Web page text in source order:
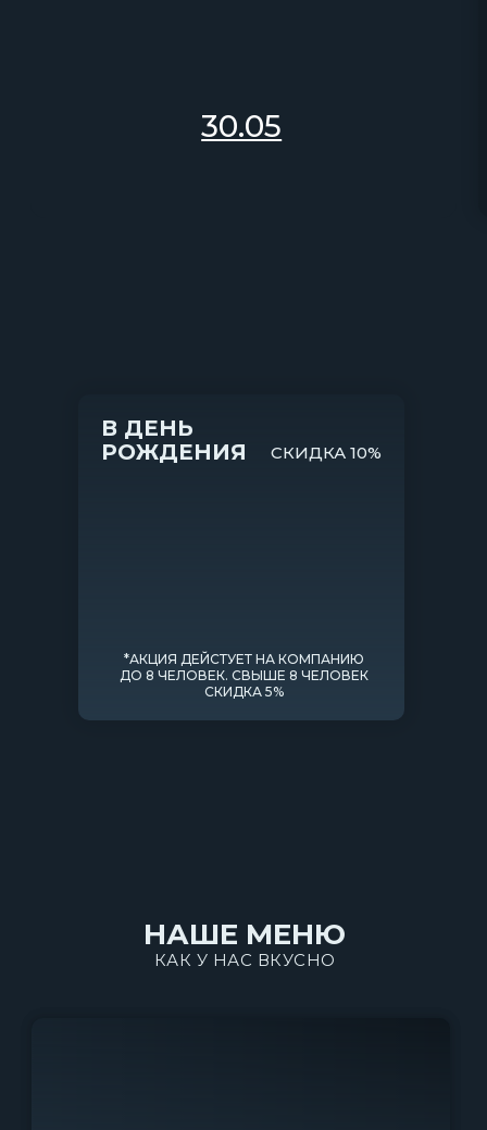
СКИДКА 10%
В ДЕНЬ
РОЖДЕНИЯ
*АКЦИЯ ДЕЙСТУЕТ НА КОМПАНИЮ
ДО 8 ЧЕЛОВЕК. СВЫШЕ 8 ЧЕЛОВЕК
СКИДКА 5%
НАШЕ МЕНЮ
КАК У НАС ВКУСНО